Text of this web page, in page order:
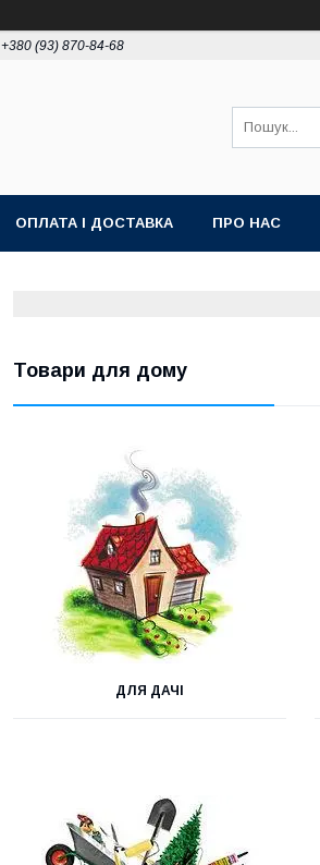
+380 (93) 870-84-68
ОПЛАТА І ДОСТАВКА ПРО НАС
Товари для дому
ДЛЯ ДАЧІ